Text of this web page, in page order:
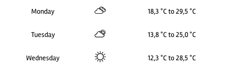
Monday 18,3 °C to 29,5 °C
Tuesday 13,8 °C to 25,0 °C
Wednesday 12,3 °C to 28,5 °C